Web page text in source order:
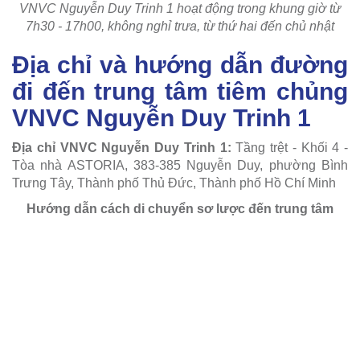
VNVC Nguyễn Duy Trinh 1 hoạt động trong khung giờ từ
7h30 - 17h00, không nghỉ trưa, từ thứ hai đến chủ nhật
Địa chỉ và hướng dẫn đường
đi đến trung tâm tiêm chủng
VNVC Nguyễn Duy Trinh 1
Địa chỉ VNVC Nguyễn Duy Trinh 1:Tầng trệt - Khối 4 -
Tòa nhà ASTORIA, 383-385 Nguyễn Duy, phường Bình
Trưng Tây, Thành phố Thủ Đức, Thành phố Hồ Chí Minh
Hướng dẫn cách di chuyển sơ lược đến trung tâm